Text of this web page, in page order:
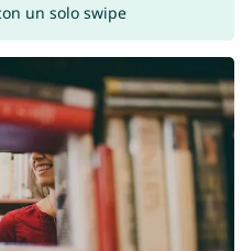
un solo swipe